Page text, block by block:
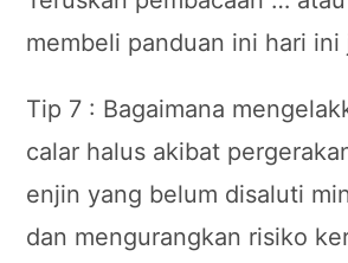
membeli panduan ini hari ini
Tip 7 : Bagaimana
calar halus akibat
enjin yang belum disaluti
dan mengurangkan risiko